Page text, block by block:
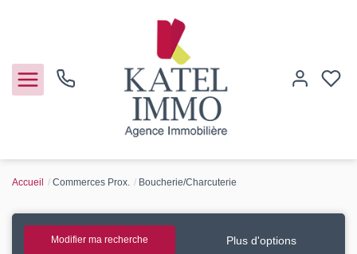
Vendre
Accueil Commerces Prox. Boucherie/Charcuterie
Modifier ma recherche Plus d'options